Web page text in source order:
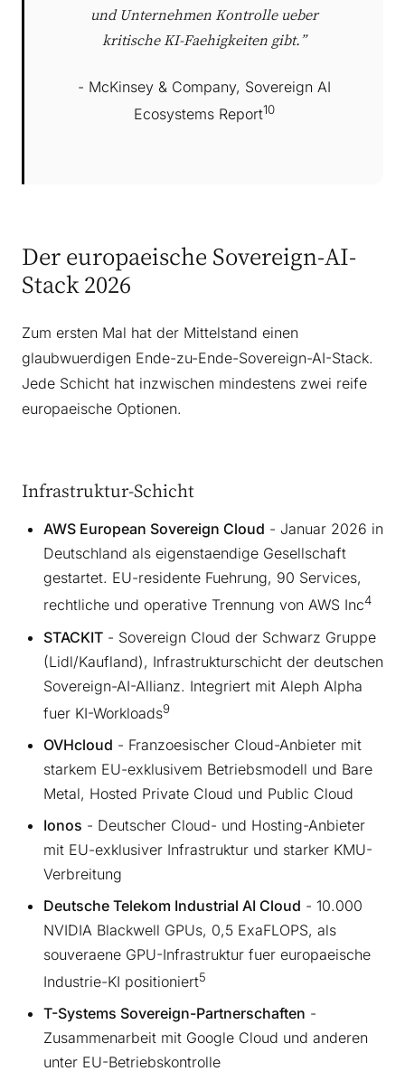
und Unternehmen Kontrolle ueber
kritische KI-Faehigkeiten gibt.”
- McKinsey & Company, Sovereign AI
Ecosystems Report10
Der europaeische Sovereign-AI-
Stack 2026
Zum ersten Mal hat der Mittelstand einen
glaubwuerdigen Ende-zu-Ende-Sovereign-AI-Stack.
Jede Schicht hat inzwischen mindestens zwei reife
europaeische Optionen.
Infrastruktur-Schicht
AWS European Sovereign Cloud - Januar 2026 in
Deutschland als eigenstaendige Gesellschaft
gestartet. EU-residente Fuehrung, 90 Services,
rechtliche und operative Trennung von AWS Inc4
STACKIT - Sovereign Cloud der Schwarz Gruppe
(Lidl/Kaufland), Infrastrukturschicht der deutschen
Sovereign-AI-Allianz. Integriert mit Aleph Alpha
fuer KI-Workloads9
OVHcloud - Franzoesischer Cloud-Anbieter mit
starkem EU-exklusivem Betriebsmodell und Bare
Metal, Hosted Private Cloud und Public Cloud
Ionos - Deutscher Cloud- und Hosting-Anbieter
mit EU-exklusiver Infrastruktur und starker KMU-
Verbreitung
Deutsche Telekom Industrial AI Cloud - 10.000
NVIDIA Blackwell GPUs, 0,5 ExaFLOPS, als
souveraene GPU-Infrastruktur fuer europaeische
Industrie-KI positioniert5
T-Systems Sovereign-Partnerschaften -
Zusammenarbeit mit Google Cloud und anderen
unter EU-Betriebskontrolle